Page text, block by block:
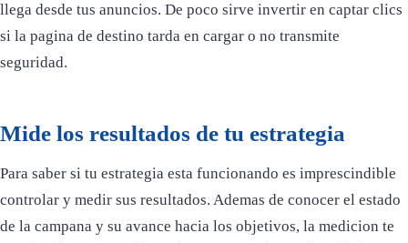
llega desde tus anuncios. De poco sirve invertir en captar clics
si la pagina de destino tarda en cargar o no transmite
seguridad.
Mide los resultados de tu estrategia
Para saber si tu estrategia esta funcionando es imprescindible
controlar y medir sus resultados. Ademas de conocer el estado
de la campana y su avance hacia los objetivos, la medicion te